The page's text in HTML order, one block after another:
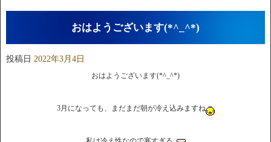
おはようございます(*^_^*)
投稿日 2022年3月4日
おはようございます(*^_^*)
3月になっても、まだまだ朝が冷え込みますね